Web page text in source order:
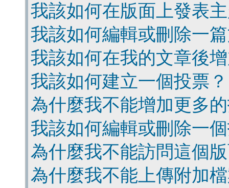
我該如何在版面上發表
我該如何編輯或刪除一
我該如何在我的文章後
我該如何建立一個投票？
為什麼我不能增加更多
我該如何編輯或刪除一
為什麼我不能訪問這個
為什麼我不能上傳附加